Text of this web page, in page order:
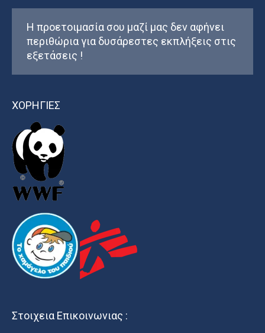
Η προετοιμασία σου μαζί μας δεν αφήνει
περιθώρια για δυσάρεστες εκπλήξεις στις
εξετάσεις !
ΧΟΡΗΓΙΕΣ
Στοιχεια Επικοινωνιας :